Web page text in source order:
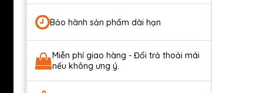
Bảo hành sản phẩm dài hạn
Miễn phí giao hàng - Đổi trả thoải mái
nếu không ưng ý.